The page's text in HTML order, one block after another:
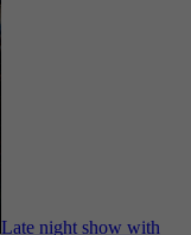
Late night show with